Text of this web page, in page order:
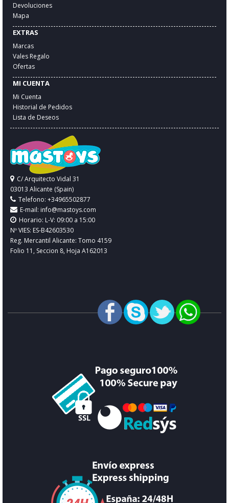
Devoluciones
Mapa
EXTRAS
Marcas
Vales Regalo
Ofertas
MI CUENTA
Mi Cuenta
Historial de Pedidos
Lista de Deseos
C/ Arquitecto Vidal 31
03013 Alicante (Spain)
Telefono: +34965502877
E-mail: info@mastoys.com
Horario: L-V: 09:00 a 15:00
Nº VIES: ES-B42603530
Reg. Mercantil Alicante: Tomo 4159
Folio 11, Seccion 8, Hoja A162013